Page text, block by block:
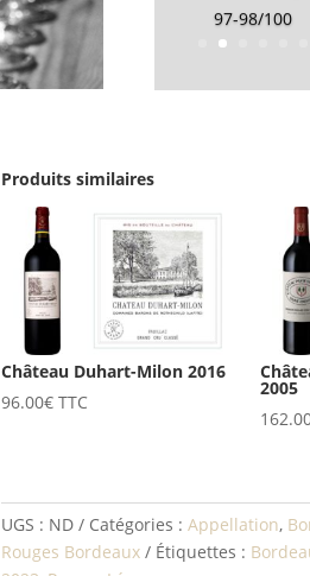
97-98/100
Produits similaires
Château Duhart-Milon 2016
96.00€ TTC
2005
UGS : ND Catégories : Appellation,
Rouges Bordeaux
Étiquettes :